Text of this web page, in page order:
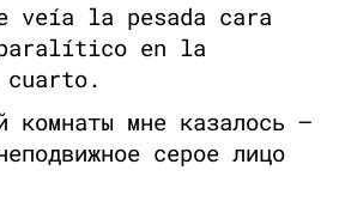
veía la pesada cara
en la
cuarto.
комнаты мне казалось —
серое лицо